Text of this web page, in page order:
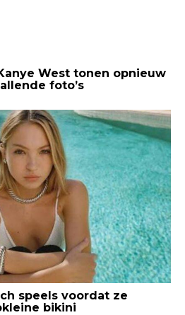
West tonen opnieuw
foto’s
speels voordat ze
bikini